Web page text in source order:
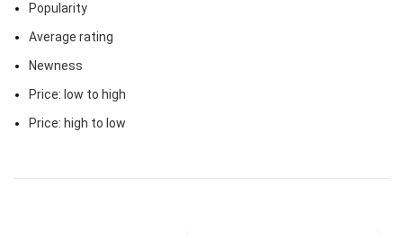
Popularity
Average rating
Newness
Price: low to high
Price: high to low